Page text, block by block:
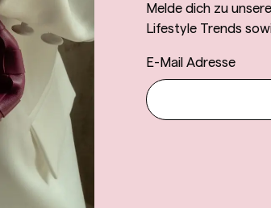
Melde dich zu
Lifestyle Trends
E-Mail Adresse